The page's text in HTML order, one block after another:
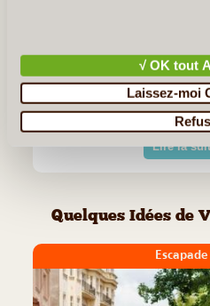
√ OK tout
Laissez-moi
GROUPE
DU 10/09/2015
Bonjour Nous étions un
voyage. Dès la réception à
charge de manière très
par la représentante de l'agence
Lire la
Quelques Idées de